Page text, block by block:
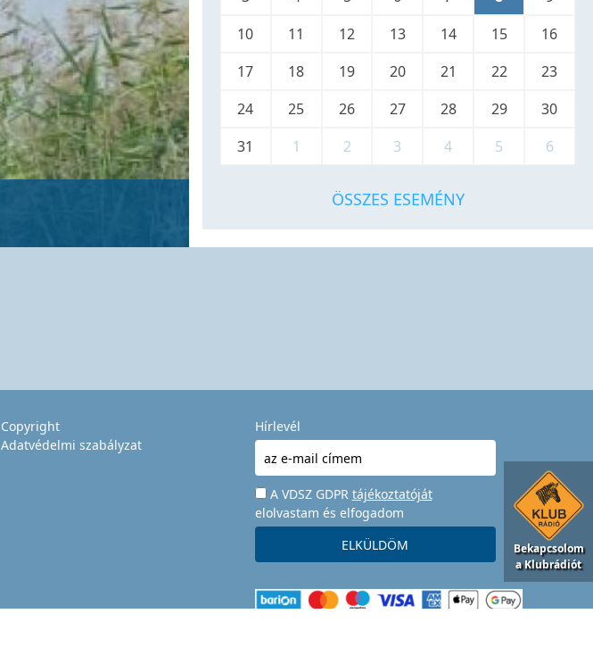
10
11 12 13 14 15
16
17
18 19 20 21 22
23
24
25 26 27 28 29
30
31
1 2 3 4 5 6
ÖSSZES ESEMÉNY
Copyright
Adatvédelmi szabályzat
Hírlevél
A VDSZ GDPR tájékoztatóját
elolvastam és elfogadom
Bekapcsolom
a Klubrádiót